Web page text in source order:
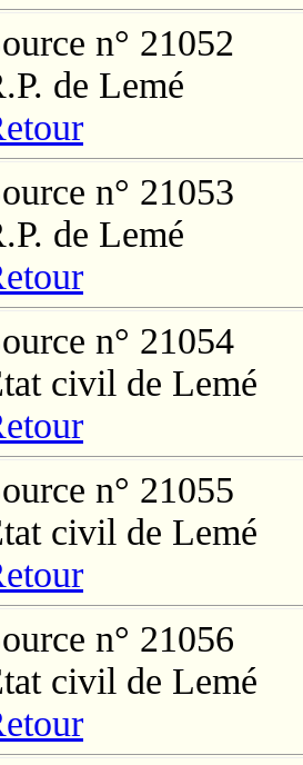
n° 21052
de Lemé
n° 21053
de Lemé
n° 21054
civil de Lemé
n° 21055
civil de Lemé
n° 21056
civil de Lemé